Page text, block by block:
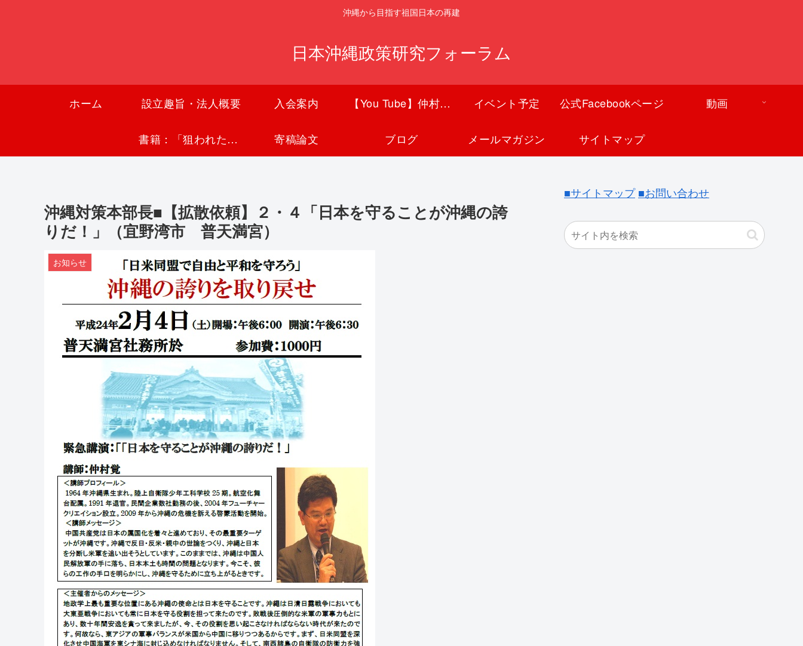
沖縄から目指す祖国日本の再建
日本沖縄政策研究フォーラム
ホーム 設立趣旨・法人概要 入会案内 【You Tube】仲村覚チャンネル イベント予定 公式Facebookページ 動画
書籍：「狙われた沖縄〜真実の沖縄史が日本を救う〜」 寄稿論文 ブログ メールマガジン サイトマップ
沖縄対策本部長■【拡散依頼】２・４「日本を守ることが沖縄の誇
りだ！」（宜野湾市 普天満宮）
お知らせ
■サイトマップ ■お問い合わせ